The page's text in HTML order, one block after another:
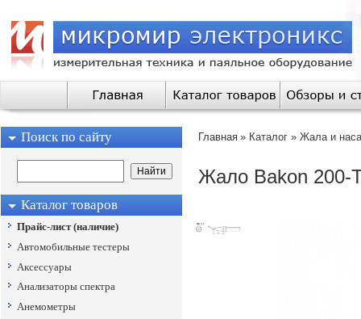
Поиск по сайту
Каталог товаров
Прайс-лист (наличие)
Автомобильные тестеры
Аксессуары
Анализаторы спектра
Анемометры
Главная » Каталог » Жала и
Жало Bakon 200-